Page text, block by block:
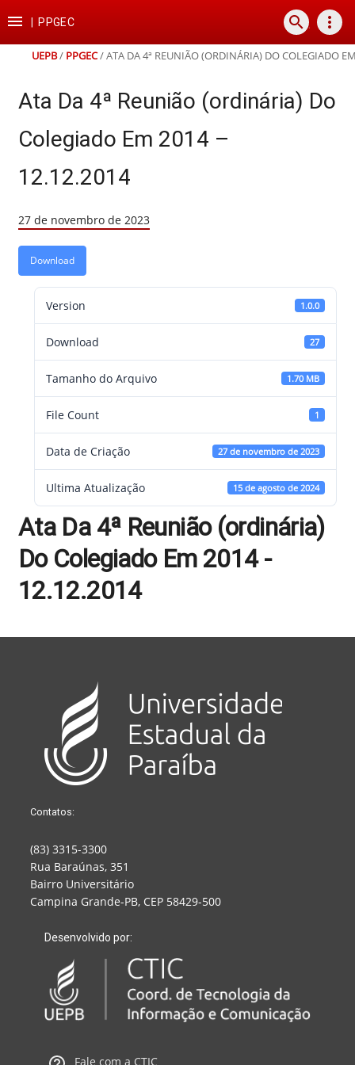
para
conteúdo
para
para
para
rodapé
 PPGEC search more_vert
UEPB/ PPGEC/ATA DA 4ª REUNIÃO (ORDINÁRIA) DO COLEGIADO
Ata Da 4ª Reunião (ordinária) Do
Colegiado Em 2014 –
12.12.2014
27 de novembro de 2023
Download
Version 1.0.0
Download 27
Tamanho do Arquivo 1.70 MB
File Count 1
Data de Criação 27 de novembro de 2023
Ultima Atualização 15 de agosto de 2024
Ata Da 4ª Reunião (ordinária)
Do Colegiado Em 2014 -
12.12.2014
Contatos:
(83) 3315-3300
Rua Baraúnas, 351
Bairro Universitário
Campina Grande-PB, CEP 58429-500
Desenvolvido por:
Fale com a CTIC